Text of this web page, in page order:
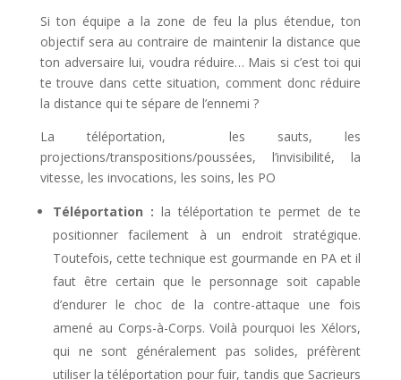
Si ton équipe a la zone de feu la plus étendue, ton
objectif sera au contraire de maintenir la distance que
ton adversaire lui, voudra réduire… Mais si c’est toi qui
te trouve dans cette situation, comment donc réduire
la distance qui te sépare de l’ennemi ?
La téléportation, les sauts, les
projections/transpositions/poussées, l’invisibilité, la
vitesse, les invocations, les soins, les PO
Téléportation : la téléportation te permet de te
positionner facilement à un endroit stratégique.
Toutefois, cette technique est gourmande en PA et il
faut être certain que le personnage soit capable
d’endurer le choc de la contre-attaque une fois
amené au Corps-à-Corps. Voilà pourquoi les Xélors,
qui ne sont généralement pas solides, préfèrent
utiliser la téléportation pour fuir, tandis que Sacrieurs